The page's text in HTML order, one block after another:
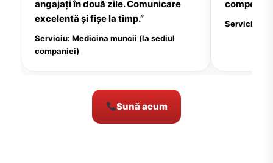
angajați în două zile. Comunicare
excelentă și fișe la timp.”
Serviciu: Medicina muncii (la sediul
companiei)
Serviciu:
Sună acum